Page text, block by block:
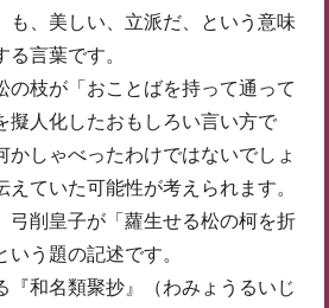
も、美しい、立派だ、という意味
言葉です。
の枝が「おことばを持って通って
擬人化したおもしろい言い方で
かしゃべったわけではないでしょ
えていた可能性が考えられます。
弓削皇子が「蘿生せる松の柯を折
いう題の記述です。
『和名類聚抄』（わみょうるいじ